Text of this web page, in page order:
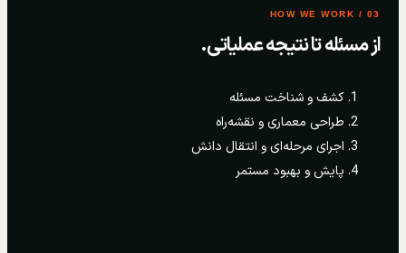
03 / HOW WE WORK
از مسئله تا نتیجه عملیاتی.
کشف و شناخت مسئله
طراحی معماری و نقشه‌راه
اجرای مرحله‌ای و انتقال دانش
پایش و بهبود مستمر